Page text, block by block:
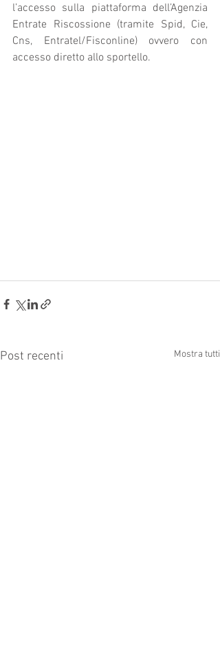
l’accesso sulla piattaforma dell’Agenzia
Entrate Riscossione (tramite Spid, Cie,
Cns, Entratel/Fisconline) ovvero con
accesso diretto allo sportello.
Post recenti Mostra tutti